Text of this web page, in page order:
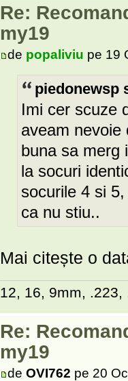
Re:
my19
de popaliviu pe 19
piedonewsp
Imi cer scuze
aveam
buna sa merg
la socuri
socurile 4 si
ca nu stiu..
Mai citește o
12, 16, 9mm, .223,
Re:
my19
deOVI762 pe 20